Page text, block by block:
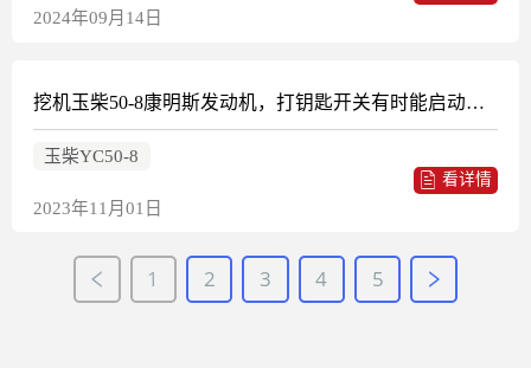
2024年09月14日
挖机玉柴50-8康明斯发动机，打钥匙开关有时能启动，有时不能启动，直接短接启动继电器大触点能启动
玉柴YC50-8
2023年11月01日
看详情
1 2 3 4 5